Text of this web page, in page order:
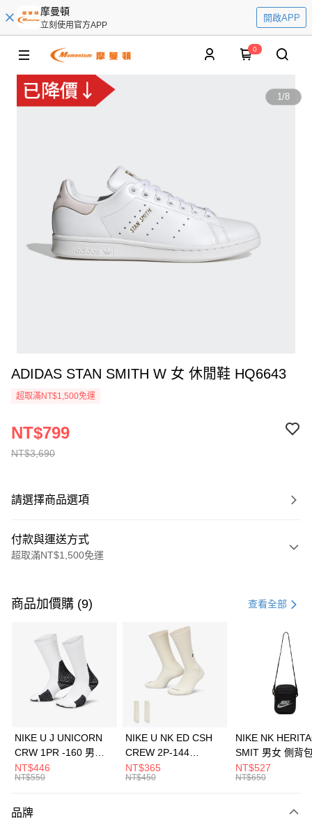
摩曼頓
立刻使用官方APP
開啟APP
0
1/8
ADIDAS STAN SMITH W 女 休閒鞋 HQ6643
超取滿NT$1,500免運
NT$3,690
NT$799
請選擇商品選項
付款與運送方式
超取滿NT$1,500免運
信用卡一次付款
3 期 0 利率 每期 21家銀行
合作金庫商業銀行
第一商業銀行
華南商業銀行
彰化商業銀行
上海商業儲蓄銀行
元大商業銀行
台灣樂天信用卡公司
Apple Pay
全盈+PAY
AFTEE先享後付
【關於「AFTEE先享後付」】
商品加價購 (9) 查看全部
NIKE U J UNICORN
CRW 1PR -160 男女
中統襪 FZ3393100
NT$446
NT$550
NIKE U NK ED CSH
CREW 2P-144
EMBRDY 男女 短統襪
FZ3073133
NT$365
NT$450
NIKE NK
SMIT 男女 側背
BA5871010
NT$527
NT$650
品牌